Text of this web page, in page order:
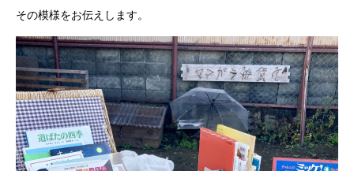
その模様をお伝えします。